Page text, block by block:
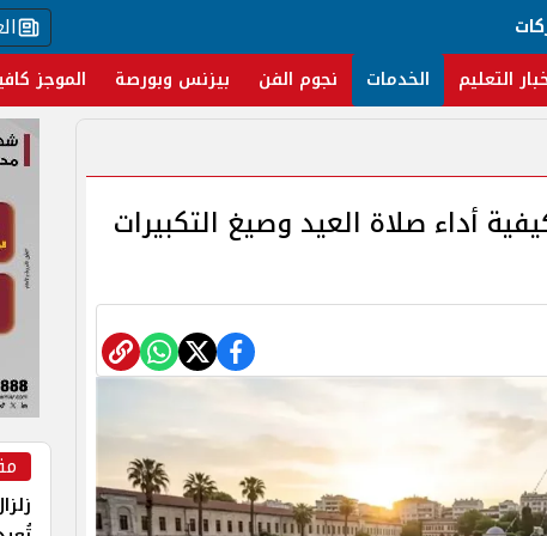
التعليم الخدمات نجوم الفن بيزنس وبورصة الموجز
أداء صلاة العيد وصيغ التكبيرات